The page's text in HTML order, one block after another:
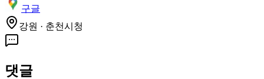
구글
강원 · 춘천시청
댓글